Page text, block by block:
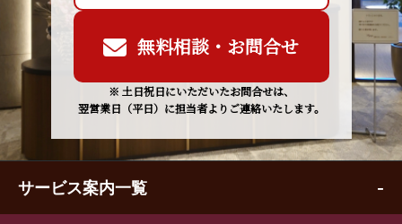
無料相談・お問合せ
※ 土日祝日にいただいたお問合せは、
翌営業日（平日）に担当者よりご連絡いたします。
サービス案内一覧